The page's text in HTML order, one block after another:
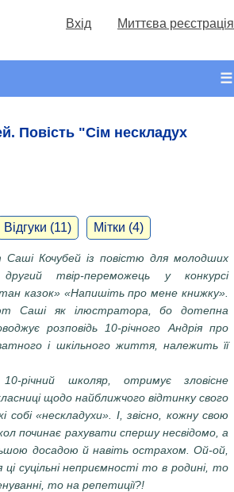
Вхід Миттєва реєстрація
☰
Повість "Сім нескладух
Відгуки (11) Мітки (4)
Кочубей із повістю для молодших
твір-переможець у конкурсі
казок» «Напишіть про мене книжку».
Саші як ілюстратора, бо дотепна
розповідь 10-річного Андрія про
і шкільного життя, належить її
річний школяр, отримує зловісне
щодо найближчого відтинку свого
«нескладухи». І, звісно, кожну свою
починає рахувати спершу несвідомо, а
досадою й навіть острахом. Ой-ой,
суцільні неприємності то в родині, то
то на репетиції?!